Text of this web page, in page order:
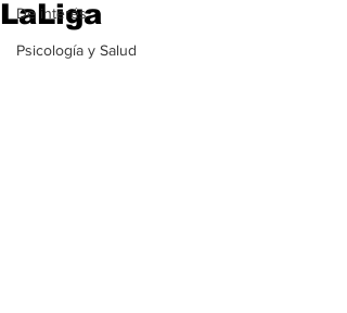
De interés
Psicología y Salud
LaLiga